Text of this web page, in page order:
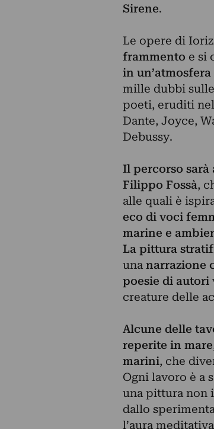
Sirene.
Le opere di
frammento e si
in
mille dubbi
poeti, eruditi
Dante, Joyce,
Debussy.
Il percorso sarà
Filippo Fossà,
alle quali è
eco di voci
marine e
La pittura
una narrazione
poesie di autori
creature delle
Alcune delle
reperite in mare
marini, che
Ogni lavoro è a
una pittura non
dallo
l’aura